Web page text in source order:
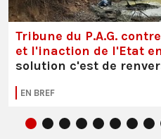
Tribune du P.A.G.
et l'inaction de l'Etat
solution c'est de
EN BREF